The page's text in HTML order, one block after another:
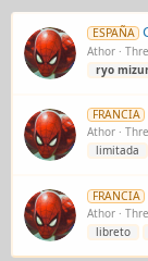
ESPAÑA
Athor
ryo
FRANCIA
Athor
limitada
FRANCIA
Athor
libreto